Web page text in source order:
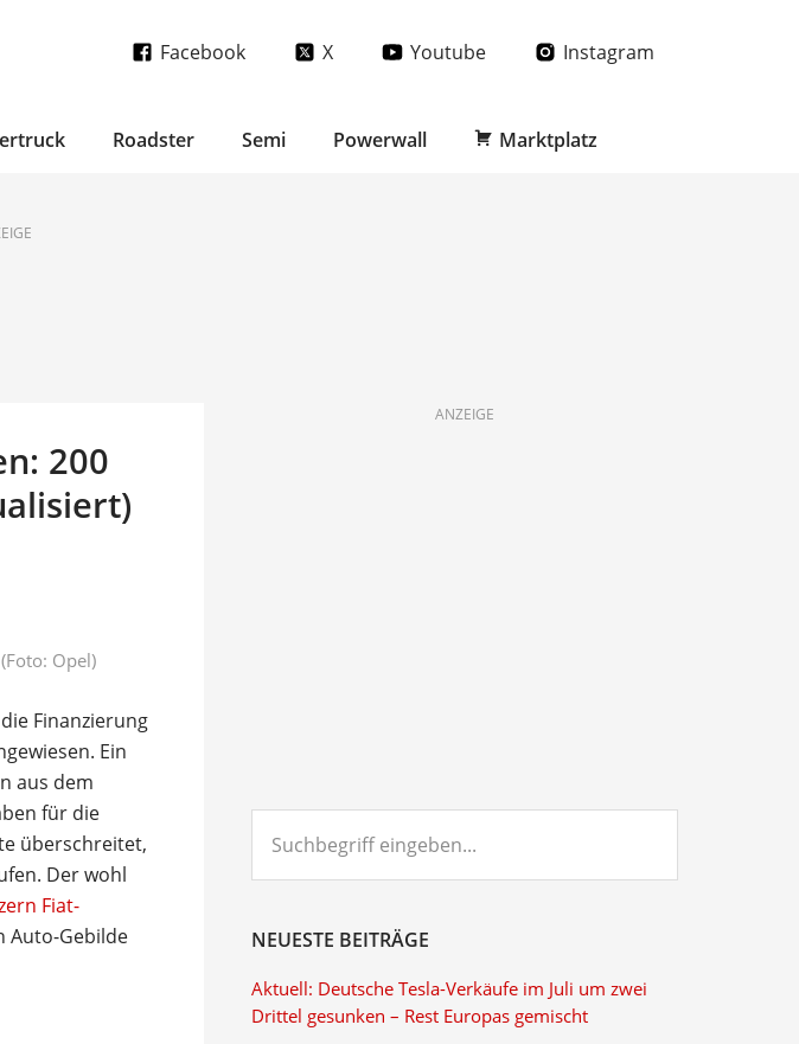
Facebook X Youtube Instagram
Roadster Semi Powerwall Marktplatz
200
Opel)
Finanzierung
Ein
aus dem
für die
überschreitet,
Der wohl
Fiat-
Auto-Gebilde
ANZEIGE
eingeben...
NEUESTE BEITRÄGE
Aktuell: Deutsche Tesla-Verkäufe im Juli um zwei
Drittel gesunken – Rest Europas gemischt